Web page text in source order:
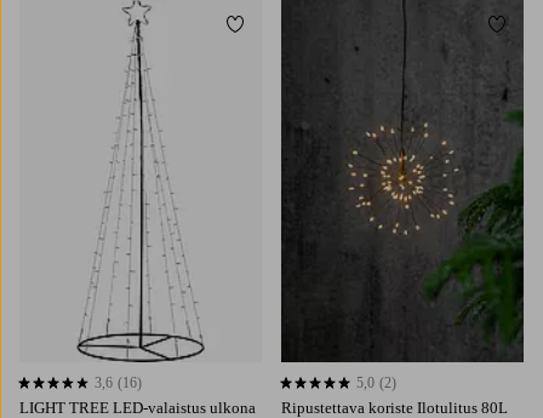
LIGHT TREE LED-valaistus ulkona
3,6 perustuen 16 arvosanaan
3,6 (16)
Lisää suosikkeihin
Ripustettava koriste Ilotulitus 80L
5,0 perustuen 2 arvosanaan
5,0 (2)
Lisää